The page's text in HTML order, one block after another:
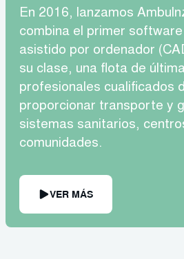
En 2016, lanzamos
combina el primer
asistido por ordenador
su clase, una flota de
profesionales cualificados
proporcionar transporte y
sistemas sanitarios,
comunidades.
VER MÁS